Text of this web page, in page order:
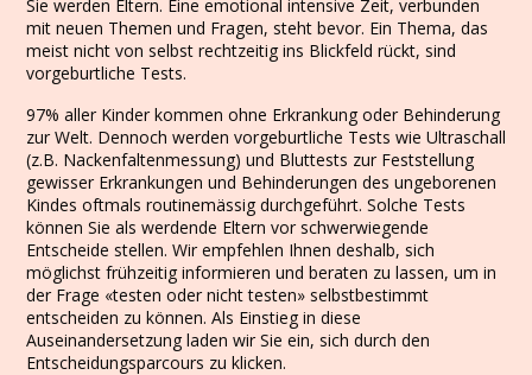
Sie werden Eltern. Eine emotional intensive Zeit, verbunden
mit neuen Themen und Fragen, steht bevor. Ein Thema, das
meist nicht von selbst rechtzeitig ins Blickfeld rückt, sind
vorgeburtliche Tests.
97% aller Kinder kommen ohne Erkrankung oder Behinderung
zur Welt. Dennoch werden vorgeburtliche Tests wie Ultraschall
(z.B. Nackenfaltenmessung) und Bluttests zur Feststellung
gewisser Erkrankungen und Behinderungen des ungeborenen
Kindes oftmals routinemässig durchgeführt. Solche Tests
können Sie als werdende Eltern vor schwerwiegende
Entscheide stellen. Wir empfehlen Ihnen deshalb, sich
möglichst frühzeitig informieren und beraten zu lassen, um in
der Frage «testen oder nicht testen» selbstbestimmt
entscheiden zu können. Als Einstieg in diese
Auseinandersetzung laden wir Sie ein, sich durch den
Entscheidungsparcours zu klicken.